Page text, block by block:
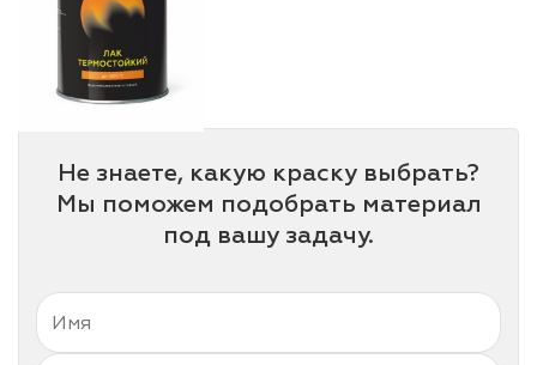
Не знаете, какую краску выбрать?
Мы поможем подобрать материал
под вашу задачу.